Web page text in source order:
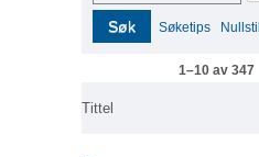
Søk Søketips Nullstill
1–10 av 347
Tittel